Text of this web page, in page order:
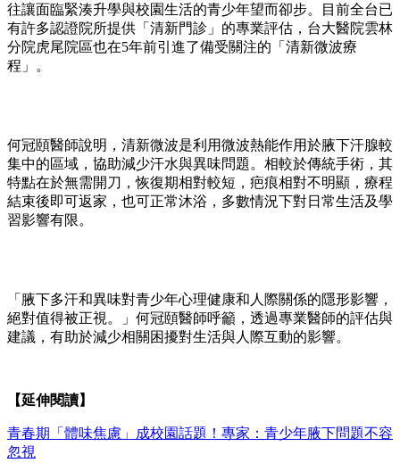
往讓面臨緊湊升學與校園生活的青少年望而卻步。目前全台已
有許多認證院所提供「清新門診」的專業評估，台大醫院雲林
分院虎尾院區也在5年前引進了備受關注的「清新微波療
程」。
何冠頤醫師說明，清新微波是利用微波熱能作用於腋下汗腺較
集中的區域，協助減少汗水與異味問題。相較於傳統手術，其
特點在於無需開刀，恢復期相對較短，疤痕相對不明顯，療程
結束後即可返家，也可正常沐浴，多數情況下對日常生活及學
習影響有限。
「腋下多汗和異味對青少年心理健康和人際關係的隱形影響，
絕對值得被正視。」何冠頤醫師呼籲，透過專業醫師的評估與
建議，有助於減少相關困擾對生活與人際互動的影響。
【延伸閱讀】
青春期「體味焦慮」成校園話題！專家：青少年腋下問題不容
忽視